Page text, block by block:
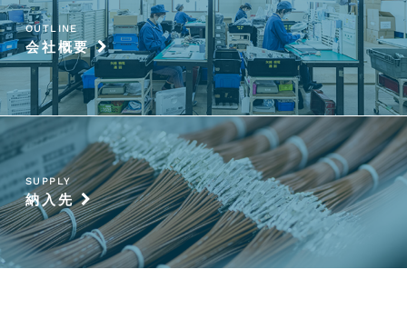
会社概要
OUTLINE
納入先
SUPPLY